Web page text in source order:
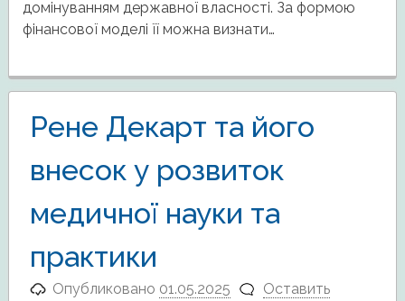
домінуванням державної власності. За формою
фінансової моделі її можна визнати…
Рене Декарт та його
внесок у розвиток
медичної науки та
практики
Опубликовано 01.05.2025
Оставить